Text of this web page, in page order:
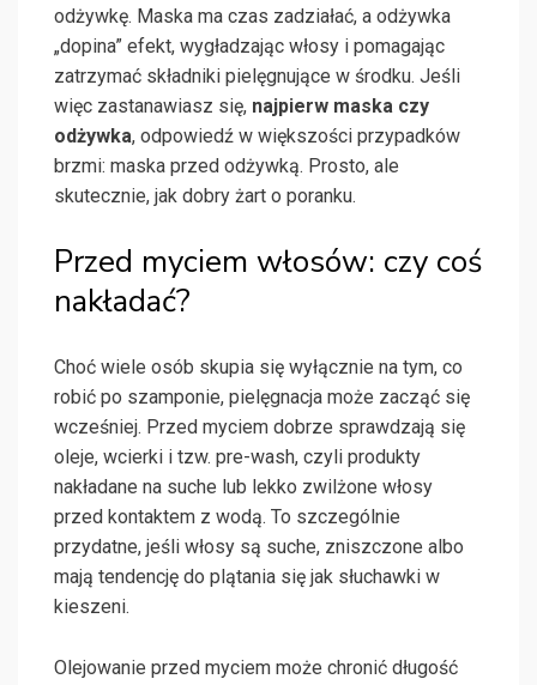
odżywkę. Maska ma czas zadziałać, a odżywka
„dopina” efekt, wygładzając włosy i pomagając
zatrzymać składniki pielęgnujące w środku. Jeśli
więc zastanawiasz się, najpierw maska czy
odżywka, odpowiedź w większości przypadków
brzmi: maska przed odżywką. Prosto, ale
skutecznie, jak dobry żart o poranku.
Przed myciem włosów: czy coś
nakładać?
Choć wiele osób skupia się wyłącznie na tym, co
robić po szamponie, pielęgnacja może zacząć się
wcześniej. Przed myciem dobrze sprawdzają się
oleje, wcierki i tzw. pre-wash, czyli produkty
nakładane na suche lub lekko zwilżone włosy
przed kontaktem z wodą. To szczególnie
przydatne, jeśli włosy są suche, zniszczone albo
mają tendencję do plątania się jak słuchawki w
kieszeni.
Olejowanie przed myciem może chronić długość